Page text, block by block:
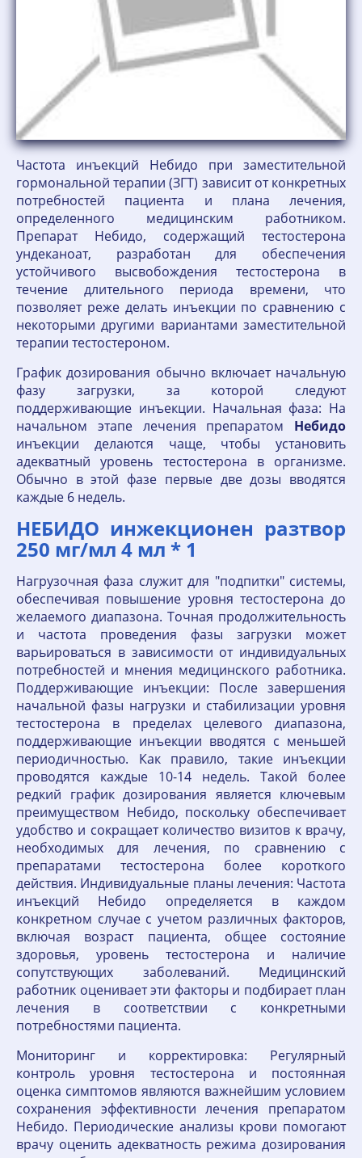
Частота инъекций Небидо при заместительной
гормональной терапии (ЗГТ) зависит от конкретных
потребностей пациента и плана лечения,
определенного медицинским работником.
Препарат Небидо, содержащий тестостерона
ундеканоат, разработан для обеспечения
устойчивого высвобождения тестостерона в
течение длительного периода времени, что
позволяет реже делать инъекции по сравнению с
некоторыми другими вариантами заместительной
терапии тестостероном.
График дозирования обычно включает начальную
фазу загрузки, за которой следуют
поддерживающие инъекции. Начальная фаза: На
начальном этапе лечения препаратом Небидо
инъекции делаются чаще, чтобы установить
адекватный уровень тестостерона в организме.
Обычно в этой фазе первые две дозы вводятся
каждые 6 недель.
НЕБИДО инжекционен разтвор
250 мг/мл 4 мл * 1
Нагрузочная фаза служит для "подпитки" системы,
обеспечивая повышение уровня тестостерона до
желаемого диапазона. Точная продолжительность
и частота проведения фазы загрузки может
варьироваться в зависимости от индивидуальных
потребностей и мнения медицинского работника.
Поддерживающие инъекции: После завершения
начальной фазы нагрузки и стабилизации уровня
тестостерона в пределах целевого диапазона,
поддерживающие инъекции вводятся с меньшей
периодичностью. Как правило, такие инъекции
проводятся каждые 10-14 недель. Такой более
редкий график дозирования является ключевым
преимуществом Небидо, поскольку обеспечивает
удобство и сокращает количество визитов к врачу,
необходимых для лечения, по сравнению с
препаратами тестостерона более короткого
действия. Индивидуальные планы лечения: Частота
инъекций Небидо определяется в каждом
конкретном случае с учетом различных факторов,
включая возраст пациента, общее состояние
здоровья, уровень тестостерона и наличие
сопутствующих заболеваний. Медицинский
работник оценивает эти факторы и подбирает план
лечения в соответствии с конкретными
потребностями пациента.
Мониторинг и корректировка: Регулярный
контроль уровня тестостерона и постоянная
оценка симптомов являются важнейшим условием
сохранения эффективности лечения препаратом
Небидо. Периодические анализы крови помогают
врачу оценить адекватность режима дозирования